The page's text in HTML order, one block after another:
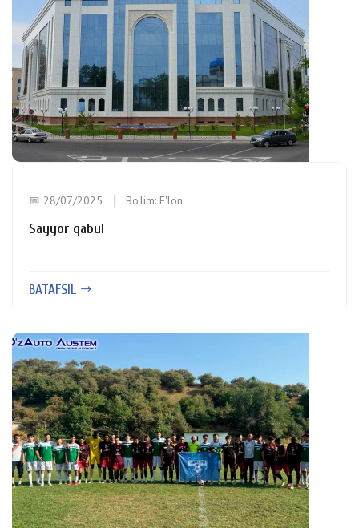
📅 28/07/2025 Bo'lim: E'lon
Sayyor qabul
BATAFSIL